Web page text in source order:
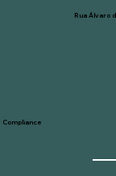
Rua Álvaro
Compliance